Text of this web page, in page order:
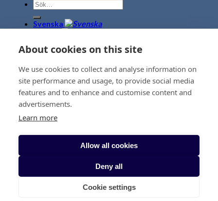
About cookies on this site
We use cookies to collect and analyse information on
site performance and usage, to provide social media
features and to enhance and customise content and
advertisements.
Learn more
Allow all cookies
Deny all
Cookie settings
Svenska
Landsvägtransporter
Flygtransporter
Konstlogistik
Lager – terminal
Specialtransporter
Förtullningstjänster
Nyheter
Kontaktuppgifter